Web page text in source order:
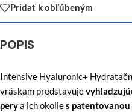
Pridať k obľúbeným
POPIS
Intensive Hyaluronic+
vráskam predstavuje
perya ich okolies